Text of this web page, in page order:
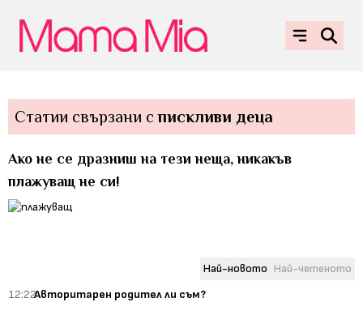
Статии свързани спискливи деца
Ако не се дразниш на тези неща, никакъв
плажуващ не си!
Най-новото Най-четеното
12:22Авторитарен родител ли съм?